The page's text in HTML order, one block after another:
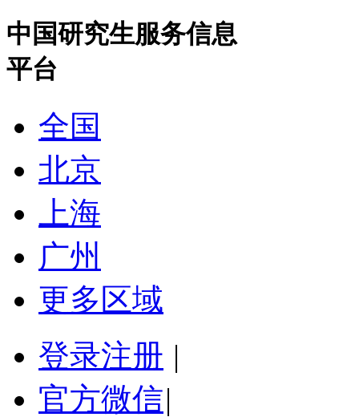
中国研究生服务信息
平台
全国
北京
上海
广州
更多区域
登录注册 |
官方微信|